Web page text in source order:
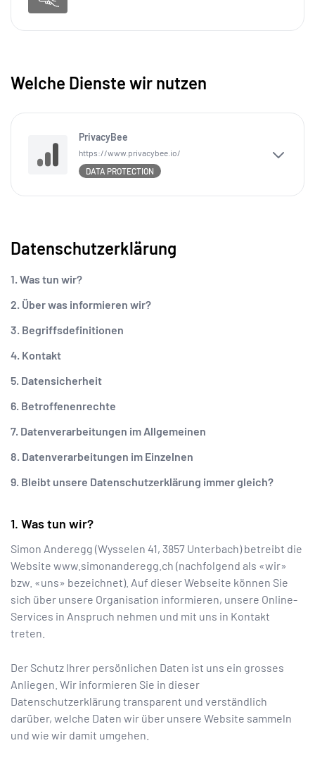
Welche Dienste wir nutzen
PrivacyBee
https://www.privacybee.io/
DATA PROTECTION
Datenschutzerklärung
1. Was tun wir?
2. Über was informieren wir?
3. Begriffsdefinitionen
4. Kontakt
5. Datensicherheit
6. Betroffenenrechte
7. Datenverarbeitungen im Allgemeinen
8. Datenverarbeitungen im Einzelnen
9. Bleibt unsere Datenschutzerklärung immer gleich?
Was tun wir?
Simon Anderegg (Wysselen 41, 3857 Unterbach) betreibt die
Website www.simonanderegg.ch (nachfolgend als «wir»
bzw. «uns» bezeichnet). Auf dieser Webseite können Sie
sich über unsere Organisation informieren, unsere Online-
Services in Anspruch nehmen und mit uns in Kontakt
treten.
Der Schutz Ihrer persönlichen Daten ist uns ein grosses
Anliegen. Wir informieren Sie in dieser
Datenschutzerklärung transparent und verständlich
darüber, welche Daten wir über unsere Website sammeln
und wie wir damit umgehen.